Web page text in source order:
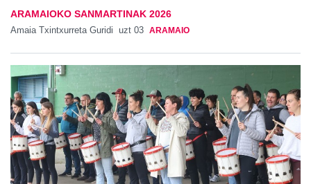
ARAMAIOKO SANMARTINAK 2026
Amaia Txintxurreta Guridi uzt 03 ARAMAIO